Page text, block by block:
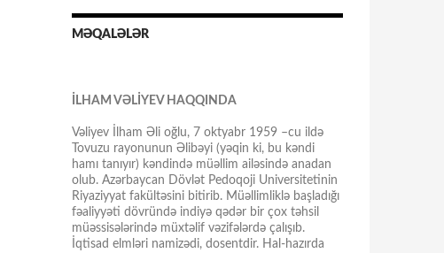
MƏQALƏLƏR
İLHAM VƏLİYEV HAQQINDA
Vəliyev İlham Əli oğlu, 7 oktyabr 1959 –cu ildə
Tovuzu rayonunun Əlibəyi (yəqin ki, bu kəndi
hamı tanıyır) kəndində müəllim ailəsində anadan
olub. Azərbaycan Dövlət Pedoqoji Universitetinin
Riyaziyyat fakültəsini bitirib. Müəllimliklə başladığı
fəaliyyəti dövründə indiyə qədər bir çox təhsil
müəssisələrində müxtəlif vəzifələrdə çalışıb.
İqtisad elmləri namizədi, dosentdir. Hal-hazırda